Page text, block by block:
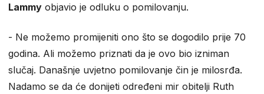
Lammy objavio je odluku o pomilovanju.
- Ne možemo promijeniti ono što se dogodilo prije 70
godina. Ali možemo priznati da je ovo bio izniman
slučaj. Današnje uvjetno pomilovanje čin je milosrđa.
Nadamo se da će donijeti određeni mir obitelji Ruth